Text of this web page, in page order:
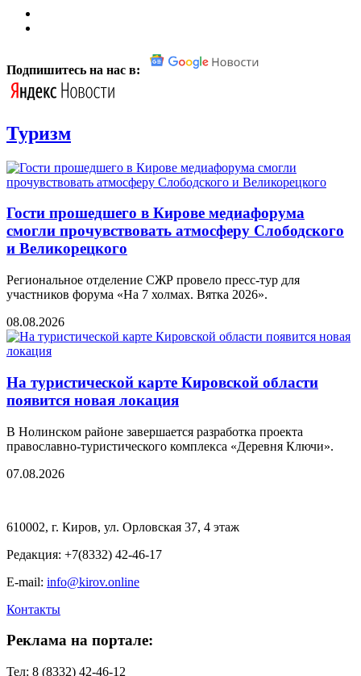
Подпишитесь на нас в:
Туризм
Гости прошедшего в Кирове медиафорума
смогли прочувствовать атмосферу Слободского
и Великорецкого
Региональное отделение СЖР провело пресс-тур для
участников форума «На 7 холмах. Вятка 2026».
08.08.2026
На туристической карте Кировской области
появится новая локация
В Нолинском районе завершается разработка проекта
православно-туристического комплекса «Деревня Ключи».
07.08.2026
610002, г. Киров, ул. Орловская 37, 4 этаж
Редакция: +7(8332) 42-46-17
E-mail: info@kirov.online
Контакты
Реклама на портале:
Тел: 8 (8332) 42-46-12